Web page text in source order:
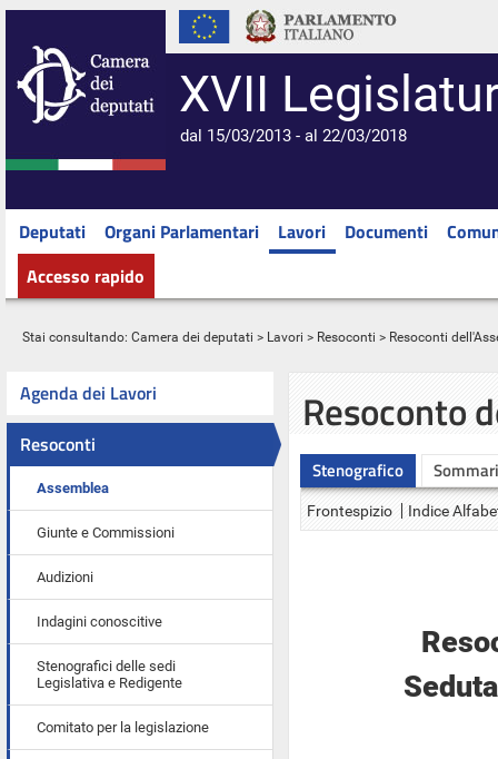
XVII
dal 15/03/2013 - al 22/03/2018
Deputati Organi Parlamentari Lavori Documenti
Accesso rapido
Stai consultando: Camera dei deputati > Lavori > Resoconti > Resoconti
Agenda dei Lavori
Resoconti
Assemblea
Giunte e Commissioni
Audizioni
Indagini conoscitive
Stenografici delle sedi
Legislativa e Redigente
Comitato per la legislazione
Resoconto
Stenografico
Frontespizio Indice